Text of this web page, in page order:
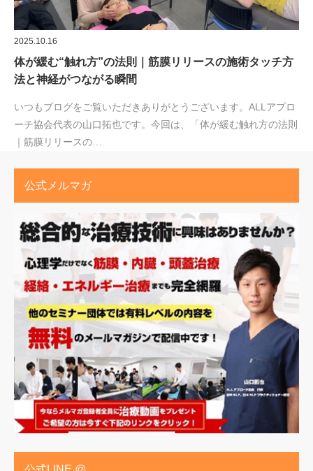
2025.10.16
体が緩む“触れ方”の法則｜筋膜リリースの施術タッチ方
法と神経がつながる瞬間
いつもブログをご覧いただきありがとうございます。ALLアプロ
ーチ協会代表の山口拓也です。今回は、「体が緩む触れ方の法則
｜筋膜リリースの…
公式メルマガ